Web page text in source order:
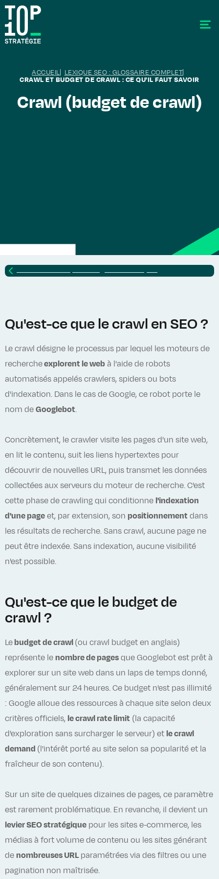
ACCUEIL
LEXIQUE SEO : GLOSSAIRE COMPLET
CRAWL ET BUDGET DE CRAWL : CE QU'IL FAUT SAVOIR
Crawl (budget de crawl)
Qu'est-ce que le crawl en SEO ?
Le crawl désigne le processus par lequel les moteurs de
rechercheexplorent le web à l'aide de robots
automatisés appelés crawlers, spiders ou bots
d'indexation. Dans le cas de Google, ce robot porte le
nom de Googlebot.
Concrètement, le crawler visite les pages d'un site web,
en lit le contenu, suit les liens hypertextes pour
découvrir de nouvelles URL, puis transmet les données
collectées aux serveurs du moteur de recherche. C'est
cette phase de crawling qui conditionne l'indexation
d'une page et, par extension, son positionnement dans
les résultats de recherche. Sans crawl, aucune page ne
peut être indexée. Sans indexation, aucune visibilité
n'est possible.
Qu'est-ce que le budget de
crawl ?
Le budget de crawl (ou crawl budget en anglais)
représente le nombre de pages que Googlebot est prêt à
explorer sur un site web dans un laps de temps donné,
généralement sur 24 heures. Ce budget n'est pas illimité
: Google alloue des ressources à chaque site selon deux
critères officiels, le crawl rate limit (la capacité
d'exploration sans surcharger le serveur) et le crawl
demand (l'intérêt porté au site selon sa popularité et la
fraîcheur de son contenu).
Sur un site de quelques dizaines de pages, ce paramètre
est rarement problématique. En revanche, il devient un
levier SEO stratégique pour les sites e-commerce, les
médias à fort volume de contenu ou les sites générant
de nombreuses URL paramétrées via des filtres ou une
pagination non maîtrisée.